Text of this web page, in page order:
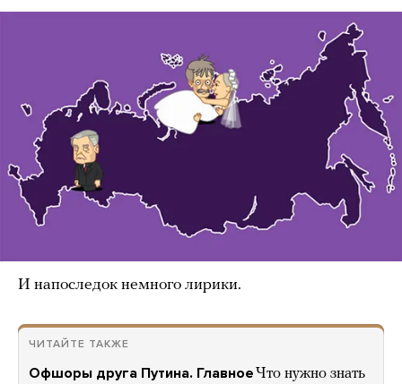
И напоследок немного лирики.
ЧИТАЙТЕ ТАКЖЕ
Офшоры друга Путина. Главное Что нужно знать